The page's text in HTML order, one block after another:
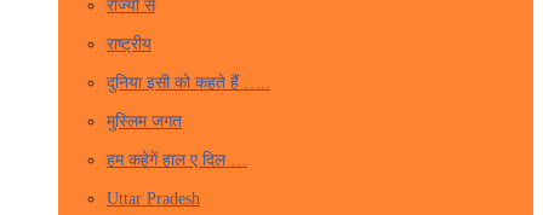
राज्यों से
राष्ट्रीय
दुनिया इसी को कहते हैं …..
मुस्लिम जगत
हम कहेगें हाल ए दिल …
Uttar Pradesh